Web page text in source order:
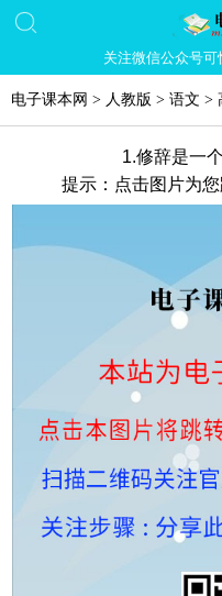
关注微信公众号可
电子课本网 > 人教版 > 语文 >
1.修辞是一
提示：点击图片为